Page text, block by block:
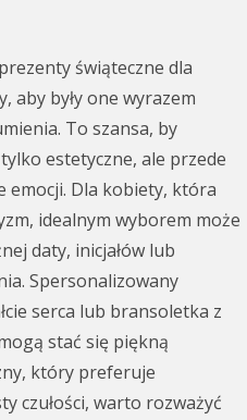
świąteczne dla
aby były one wyrazem
To szansa, by
estetyczne, ale przede
emocji. Dla kobiety, która
idealnym wyborem może
daty, inicjałów lub
Spersonalizowany
serca lub bransoletka z
stać się piękną
który preferuje
czułości, warto rozważyć